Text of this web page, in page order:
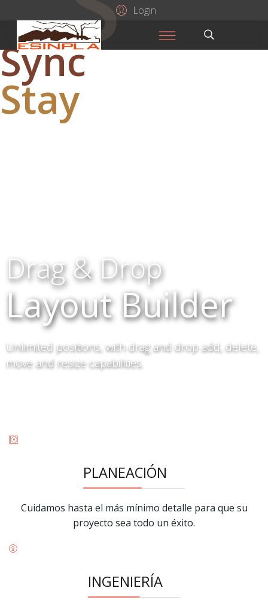
Login
SyncUp.
Stay
Drag & Drop
Layout Builder
Unlimited positions, with drag and drop add, delete,
move and resize capabilities.
PLANEACIÓN
Cuidamos hasta el más mínimo detalle para que su
proyecto sea todo un éxito.
INGENIERÍA